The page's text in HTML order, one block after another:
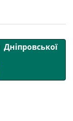
Дніпровської